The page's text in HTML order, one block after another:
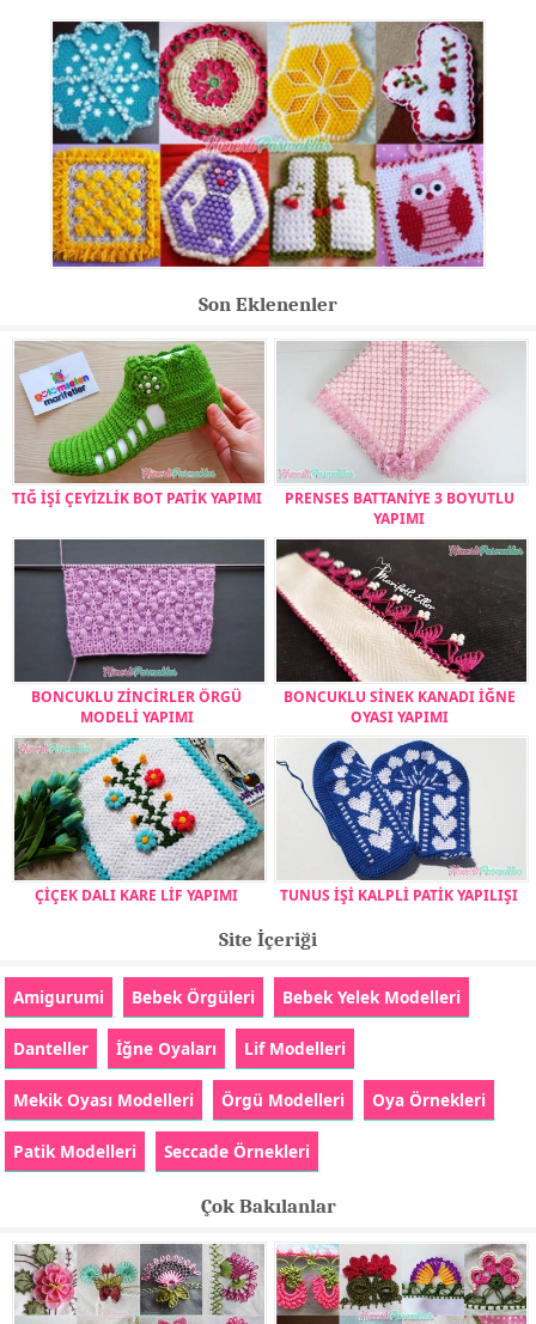
Son Eklenenler
TIĞ İŞİ ÇEYİZLİK BOT PATİK YAPIMI
PRENSES BATTANİYE 3 BOYUTLU
YAPIMI
BONCUKLU ZİNCİRLER ÖRGÜ
MODELİ YAPIMI
BONCUKLU SİNEK KANADI İĞNE
OYASI YAPIMI
ÇİÇEK DALI KARE LİF YAPIMI TUNUS İŞİ KALPLİ PATİK YAPILIŞI
Site İçeriği
Amigurumi Bebek Örgüleri Bebek Yelek Modelleri
Danteller İğne Oyaları Lif Modelleri
Mekik Oyası Modelleri Örgü Modelleri Oya Örnekleri
Patik Modelleri Seccade Örnekleri
Çok Bakılanlar